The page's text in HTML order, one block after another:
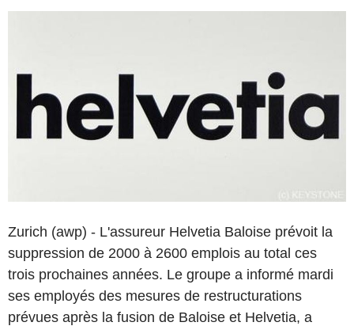
Zurich (awp) - L'assureur Helvetia Baloise prévoit la
suppression de 2000 à 2600 emplois au total ces
trois prochaines années. Le groupe a informé mardi
ses employés des mesures de restructurations
prévues après la fusion de Baloise et Helvetia, a